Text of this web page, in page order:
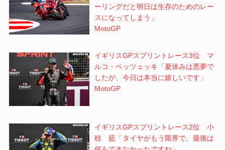
ーリングだと明日は生存のためのレー
スになってしまう」
MotoGP
イギリスGPスプリントレース3位 マ
ルコ・ベッツェッキ「夏休みは悪夢で
したが、今日は本当に嬉しいです」
MotoGP
イギリスGPスプリントレース2位 小
椋 藍「タイヤがもう限界で、最後は